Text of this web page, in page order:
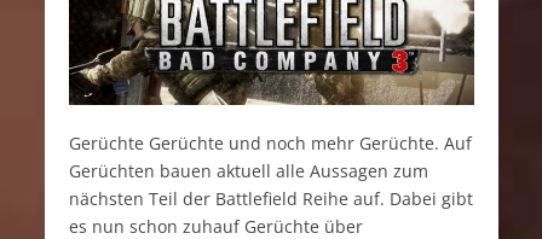
Gerüchte Gerüchte und noch mehr Gerüchte. Auf
Gerüchten bauen aktuell alle Aussagen zum
nächsten Teil der Battlefield Reihe auf. Dabei gibt
es nun schon zuhauf Gerüchte über